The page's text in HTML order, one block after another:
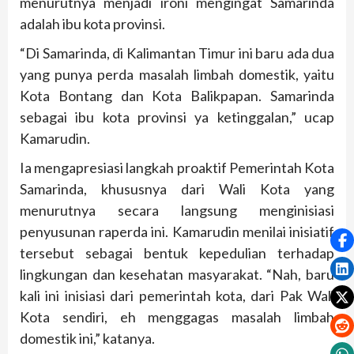
adalah ibu kota provinsi.
“Di Samarinda, di Kalimantan Timur ini baru ada dua
yang punya perda masalah limbah domestik, yaitu
Kota Bontang dan Kota Balikpapan. Samarinda
sebagai ibu kota provinsi ya ketinggalan,” ucap
Kamarudin.
Ia mengapresiasi langkah proaktif Pemerintah Kota
Samarinda, khususnya dari Wali Kota yang
menurutnya secara langsung menginisiasi
penyusunan raperda ini. Kamarudin menilai inisiatif
tersebut sebagai bentuk kepedulian terhadap
lingkungan dan kesehatan masyarakat. “Nah, baru
kali ini inisiasi dari pemerintah kota, dari Pak Wali
Kota sendiri, eh menggagas masalah limbah
domestik ini,” katanya.